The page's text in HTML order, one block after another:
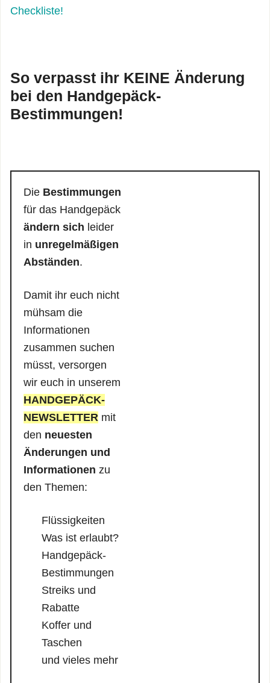
Checkliste!
So verpasst ihr KEINE Änderung
bei den Handgepäck-
Bestimmungen!
Die Bestimmungen
für das Handgepäck
ändern sich leider
in unregelmäßigen
Abständen.
Damit ihr euch nicht
mühsam die
Informationen
zusammen suchen
müsst, versorgen
wir euch in unserem
HANDGEPÄCK-
NEWSLETTER mit
den neuesten
Änderungen und
Informationen zu
den Themen:
Flüssigkeiten
Was ist erlaubt?
Handgepäck-
Bestimmungen
Streiks und
Rabatte
Koffer und
Taschen
und vieles mehr